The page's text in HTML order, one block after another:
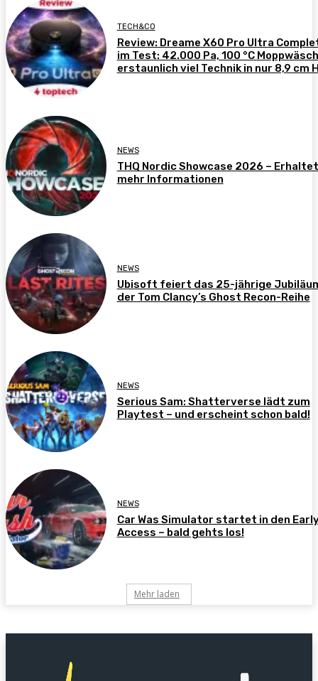
TECH&CO
Review: Dreame X60 Pro Ultra
im Test: 42.000 Pa, 100 °C
erstaunlich viel Technik in nur 8,9 cm
NEWS
THQ Nordic Showcase 2026 – Erhaltet
mehr Informationen
NEWS
Ubisoft feiert das 25-jährige
der Tom Clancy’s Ghost Recon-Reihe
NEWS
Serious Sam: Shatterverse lädt zum
Playtest – und erscheint schon bald!
NEWS
Car Was Simulator startet in den
Access – bald gehts los!
Mehr laden